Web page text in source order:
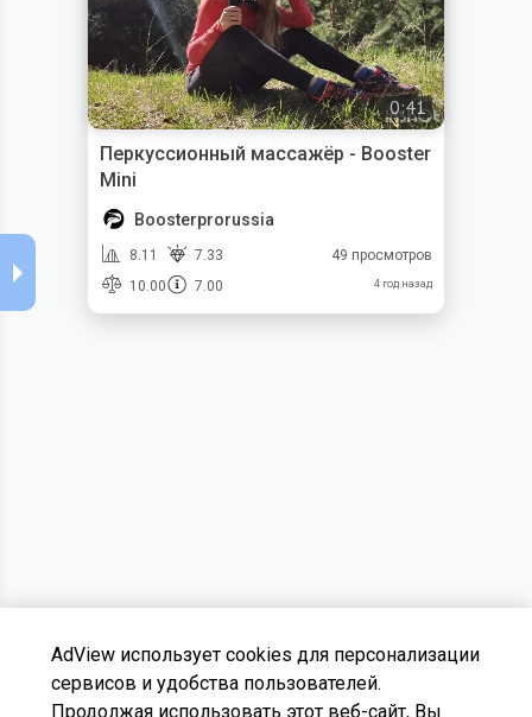
0:41
Перкуссионный массажёр - Booster
Mini
Boosterprorussia
8.11
7.33
10.00
7.00
49 просмотров
4 год назад
AdView использует cookies для персонализации
сервисов и удобства пользователей.
Продолжая использовать этот веб-сайт, Вы